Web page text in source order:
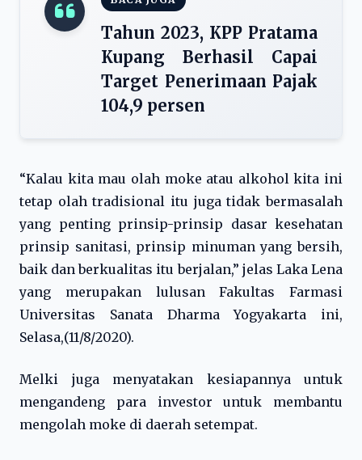
Tahun 2023, KPP Pratama
Kupang Berhasil Capai
Target Penerimaan Pajak
104,9 persen
“Kalau kita mau olah moke atau alkohol kita ini
tetap olah tradisional itu juga tidak bermasalah
yang penting prinsip-prinsip dasar kesehatan
prinsip sanitasi, prinsip minuman yang bersih,
baik dan berkualitas itu berjalan,” jelas Laka Lena
yang merupakan lulusan Fakultas Farmasi
Universitas Sanata Dharma Yogyakarta ini,
Selasa,(11/8/2020).
Melki juga menyatakan kesiapannya untuk
mengandeng para investor untuk membantu
mengolah moke di daerah setempat.